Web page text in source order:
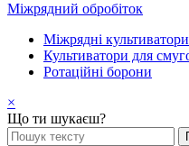
Mіжрядний обробіток
Міжрядні культиватори
Культиватори для
Ротаційні борони
×
Що ти шукаєш?